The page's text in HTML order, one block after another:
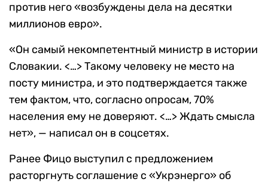
против него «возбуждены дела на десятки
миллионов евро».
«Он самый некомпетентный министр в истории
Словакии. <…> Такому человеку не место на
посту министра, и это подтверждается также
тем фактом, что, согласно опросам, 70%
населения ему не доверяют. <…> Ждать смысла
нет», — написал он в соцсетях.
Ранее Фицо выступил с предложением
расторгнуть соглашение с «Укрэнерго» об